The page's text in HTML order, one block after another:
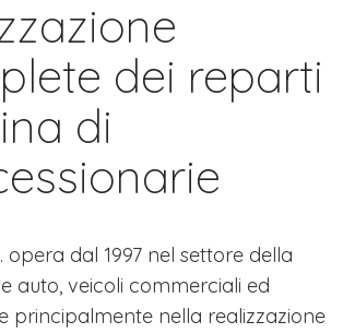
dei reparti
di
opera dal 1997 nel settore della
auto, veicoli commerciali ed
principalmente nella realizzazione